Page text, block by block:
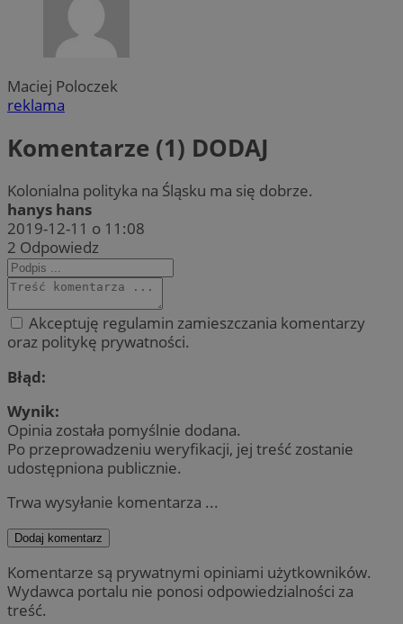
Maciej Poloczek
reklama
Komentarze (1) DODAJ
Kolonialna polityka na Śląsku ma się dobrze.
hanys hans
2019-12-11 o 11:08
2 Odpowiedz
Akceptuję regulamin zamieszczania komentarzy
oraz politykę prywatności.
Błąd:
Wynik:
Opinia została pomyślnie dodana.
Po przeprowadzeniu weryfikacji, jej treść zostanie
udostępniona publicznie.
Trwa wysyłanie komentarza ...
Dodaj komentarz
Komentarze są prywatnymi opiniami użytkowników.
Wydawca portalu nie ponosi odpowiedzialności za
treść.